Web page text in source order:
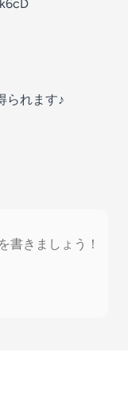
られます♪
書きましょう！